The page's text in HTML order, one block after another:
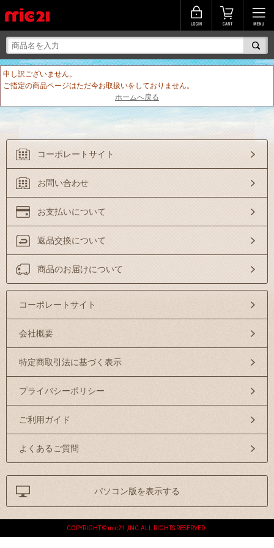
申し訳ございません。
ご指定の商品ページはただ今お取扱いをしておりません。
ホームへ戻る
コーポレートサイト
お問い合わせ
お支払いについて
返品交換について
商品のお届けについて
コーポレートサイト
会社概要
特定商取引法に基づく表示
プライバシーポリシー
ご利用ガイド
よくあるご質問
パソコン版を表示する
COPYRIGHT © mic21 ,INC.ALL RIGHTS RESERVED.